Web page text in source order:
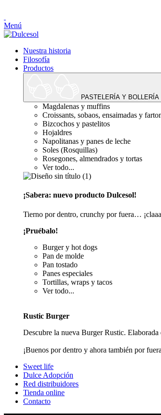
Menú
Nuestra historia
Filosofía
Productos
PASTELERÍA Y BOLLERÍA
Magdalenas y muffins
Croissants, sobaos, ensaimadas y
Bizcochos y pastelitos
Hojaldres
Napolitanas y panes de leche
Soles (Rosquillas)
Rosegones, almendrados y tortas
Ver todo...
¡Sabera: nuevo producto Dulcesol!
Tierno por dentro, crunchy por fuera…
¡Pruébalo!
Burger y hot dogs
Pan de molde
Pan tostado
Panes especiales
Tortillas, wraps y tacos
Ver todo...
Rustic Burger
Descubre la nueva Burger Rustic.
¡Buenos por dentro y ahora también por
Sweet life
Dulce Adopción
Red distribuidores
Tienda online
Contacto